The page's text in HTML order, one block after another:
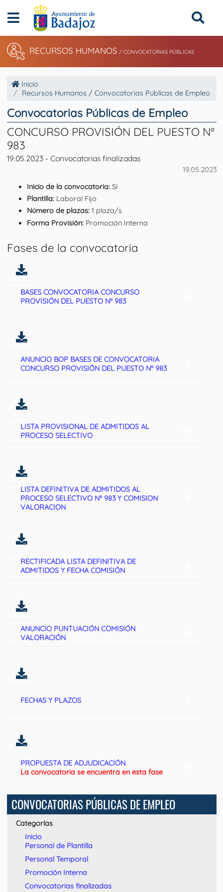
RECURSOS HUMANOS / CONVOCATORIAS PÚBLICAS
Inicio
Recursos Humanos / Convocatorias Públicas de Empleo
Convocatorias Públicas de Empleo
CONCURSO PROVISIÓN DEL PUESTO Nº
983
19.05.2023 - Convocatorias finalizadas
19.05.2023
Inicio de la convocatoria:Sí
Plantilla: Laboral Fijo
Número de plazas:1 plaza/s
Forma Provisión:Promoción Interna
Fases de la convocatoria
BASES CONVOCATORIA CONCURSO
PROVISIÓN DEL PUESTO Nº 983
ANUNCIO BOP BASES DE CONVOCATORIA
CONCURSO PROVISIÓN DEL PUESTO Nº 983
LISTA PROVISIONAL DE ADMITIDOS AL
PROCESO SELECTIVO
LISTA DEFINITIVA DE ADMITIDOS AL
PROCESO SELECTIVO Nº 983 Y COMISION
VALORACION
RECTIFICADA LISTA DEFINITIVA DE
ADMITIDOS Y FECHA COMISIÓN
ANUNCIO PUNTUACIÓN COMISIÓN
VALORACIÓN
FECHAS Y PLAZOS
PROPUESTA DE ADJUDICACIÓN
La convocatoria se encuentra en esta fase
CONVOCATORIAS PÚBLICAS DE EMPLEO
Categorías
Inicio
Personal de Plantilla
Personal Temporal
Promoción Interna
Convocatorias finalizadas